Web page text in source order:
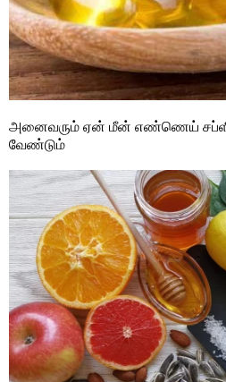
அனைவரும் ஏன் மீன் எண்ணெய்
வேண்டும்